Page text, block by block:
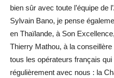
bien sûr avec toute l’équipe de
Sylvain Bano, je pense
en Thaïlande, à Son
Thierry Mathou, à la
tous les opérateurs français qui
régulièrement avec nous : la